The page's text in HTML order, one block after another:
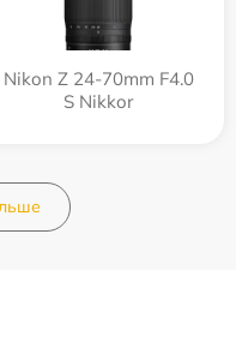
Nikon Z 24-70mm F4.0
S Nikkor